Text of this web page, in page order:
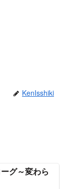
KenIsshiki
グ～変わら